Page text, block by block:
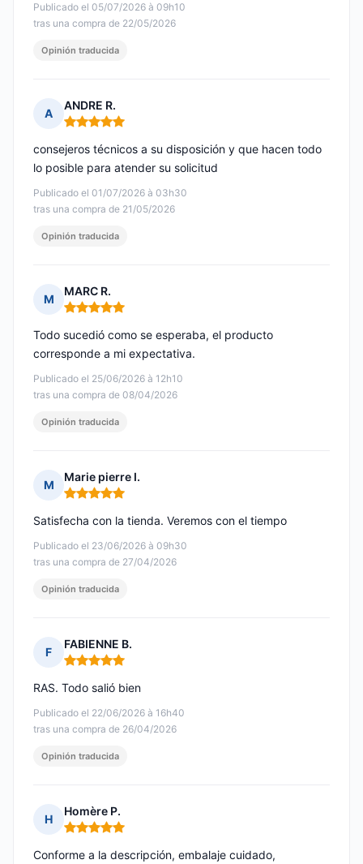
Publicado el 05/07/2026 à 09h10
tras una compra de 22/05/2026
Opinión traducida
A
ANDRE R.
Nota: 5 de 5
Publicado el 01/07/2026 à 03h30
tras una compra de 21/05/2026
consejeros técnicos a su disposición y que hacen todo
lo posible para atender su solicitud
Opinión traducida
M
MARC R.
Nota: 5 de 5
Publicado el 25/06/2026 à 12h10
tras una compra de 08/04/2026
Todo sucedió como se esperaba, el producto
corresponde a mi expectativa.
Opinión traducida
M
Marie pierre I.
Nota: 5 de 5
Publicado el 23/06/2026 à 09h30
tras una compra de 27/04/2026
Satisfecha con la tienda. Veremos con el tiempo
Opinión traducida
F
FABIENNE B.
Nota: 5 de 5
Publicado el 22/06/2026 à 16h40
tras una compra de 26/04/2026
RAS. Todo salió bien
Opinión traducida
H
Homère P.
Nota: 5 de 5
Conforme a la descripción, embalaje cuidado,